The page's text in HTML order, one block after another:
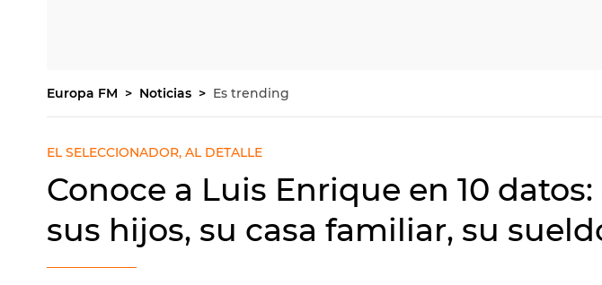
Europa FM Noticias Es trending
EL SELECCIONADOR, AL DETALLE
Conoce a Luis Enrique en 10
sus hijos, su casa familiar, su